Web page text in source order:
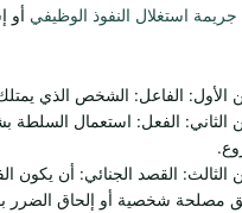
جريمة استغلال النفوذ الوظيفي أو
الأول: الفاعل: الشخص الذي
الثاني: الفعل: استعمال السلطة
الثالث: القصد الجنائي: أن يكون
مصلحة شخصية أو إلحاق الضرر